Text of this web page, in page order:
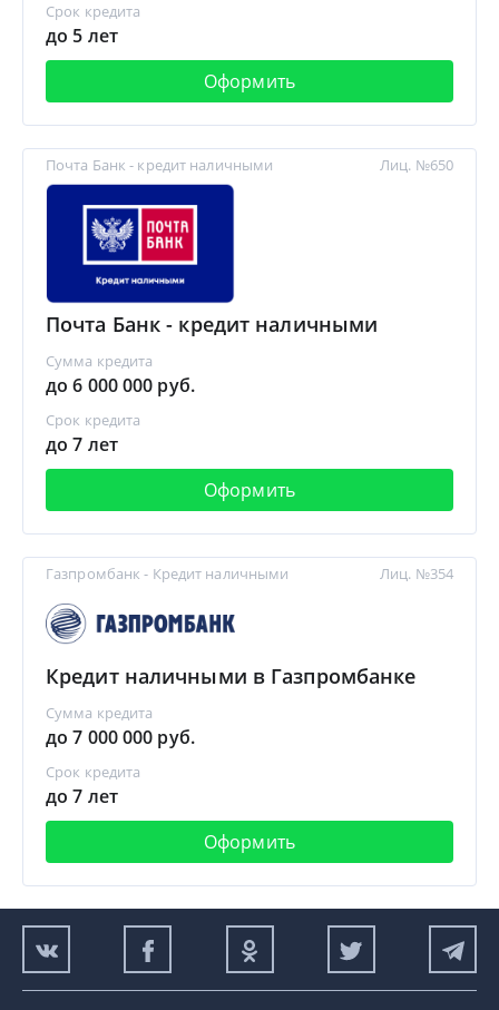
Срок кредита
до 5 лет
Оформить
Почта Банк - кредит наличными
Почта Банк - кредит наличными
Сумма кредита
до 6 000 000 руб.
Срок кредита
до 7 лет
Оформить
Лиц. №650
Газпромбанк - Кредит наличными
Кредит наличными в Газпромбанке
Сумма кредита
до 7 000 000 руб.
Срок кредита
до 7 лет
Оформить
Лиц. №354